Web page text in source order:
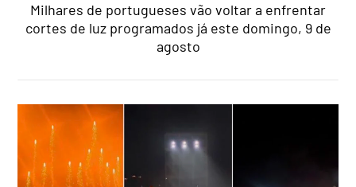
Milhares de portugueses vão voltar a enfrentar
cortes de luz programados já este domingo, 9 de
agosto